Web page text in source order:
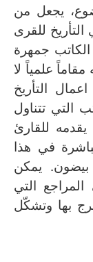
يجعل من
للقرى
جمهرة
علمياً لا
التأريخ
التي تتناول
للقارئ
في هذا
بيضون. يمكن
التي
بها وتشكّل